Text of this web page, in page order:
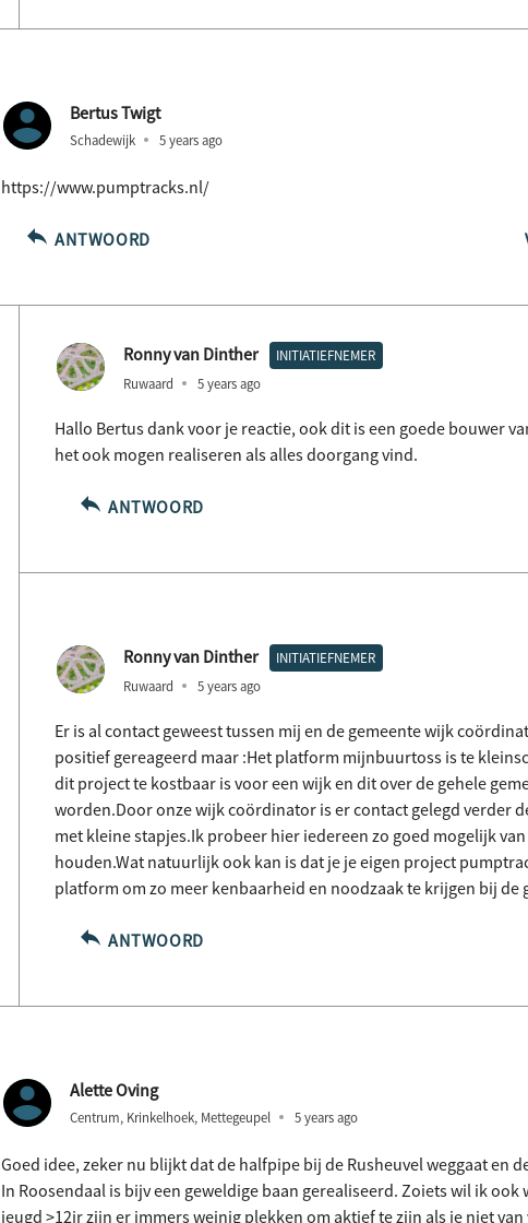
Bertus Twigt
Schadewijk 5 years ago
https://www.pumptracks.nl/
ANTWOORD
Ronny van Dinther INITIATIEFNEMER
Ruwaard 5 years ago
Hallo Bertus dank voor je reactie, ook dit is een goede bouwer
het ook mogen realiseren als alles doorgang vind.
ANTWOORD
Ronny van Dinther INITIATIEFNEMER
Ruwaard 5 years ago
Er is al contact geweest tussen mij en de gemeente wijk
positief gereageerd maar :Het platform mijnbuurtoss is te
dit project te kostbaar is voor een wijk en dit over de gehele
worden.Door onze wijk coördinator is er contact gelegd verder
met kleine stapjes.Ik probeer hier iedereen zo goed mogelijk
houden.Wat natuurlijk ook kan is dat je je eigen project
platform om zo meer kenbaarheid en noodzaak te krijgen bij de
ANTWOORD
Alette Oving
Centrum, Krinkelhoek, Mettegeupel 5 years ago
Goed idee, zeker nu blijkt dat de halfpipe bij de Rusheuvel weggaat en
In Roosendaal is bijv een geweldige baan gerealiseerd. Zoiets wil ik ook
jeugd >12jr zijn er immers weinig plekken om aktief te zijn als je niet